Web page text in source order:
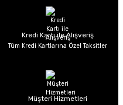
Kredi Kartı ile Alışveriş
Tüm Kredi Kartlarına Özel Taksitler
Müşteri Hizmetleri